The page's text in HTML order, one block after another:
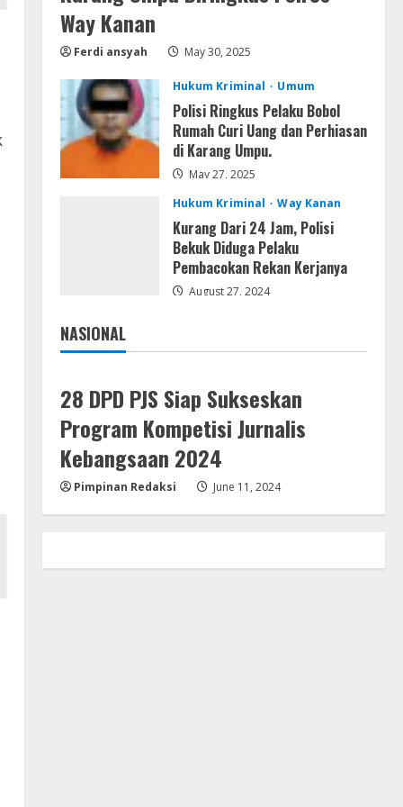
5
Jabat Kapolres Way
Kanan,Masyarakat Ogan Di
Lampung Doakan Jadi Jendral
August 4, 2026
Way Kanan
Ferdi ansyah May 30, 2025
Hukum Kriminal Umum
Polisi Ringkus Pelaku Bobol
Rumah Curi Uang dan Perhiasan
di Karang Umpu.
May 27, 2025
Hukum Kriminal
Way Kanan
Kurang Dari 24 Jam, Polisi
Bekuk Diduga Pelaku
Pembacokan Rekan Kerjanya
August 27, 2024
NASIONAL
Jakarta
28 DPD PJS Siap Sukseskan
Program Kompetisi Jurnalis
Kebangsaan 2024
Pimpinan Redaksi June 11, 2024